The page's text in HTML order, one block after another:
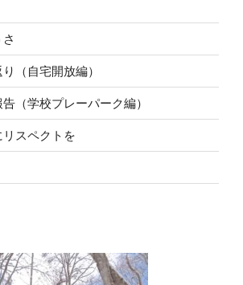
（自宅開放編）
（学校プレーパーク編）
スペクトを